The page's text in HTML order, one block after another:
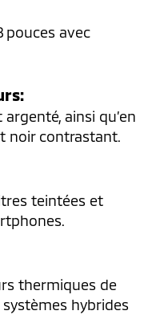
pouces avec
ainsi qu’en
noir contrastant.
teintées et
thermiques de
hybrides